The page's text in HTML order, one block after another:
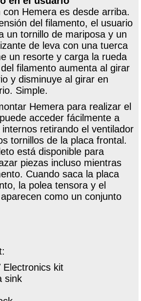
con Hemera es desde arriba.
del filamento, el usuario
un tornillo de mariposa y un
de leva con una tuerca
un resorte y carga la rueda
filamento aumenta al girar
y disminuye al girar en
Simple.
Hemera para realizar el
acceder fácilmente a
internos retirando el ventilador
tornillos de la placa frontal.
está disponible para
piezas incluso mientras
Cuando saca la placa
la polea tensora y el
como un conjunto
Electronics kit
sink